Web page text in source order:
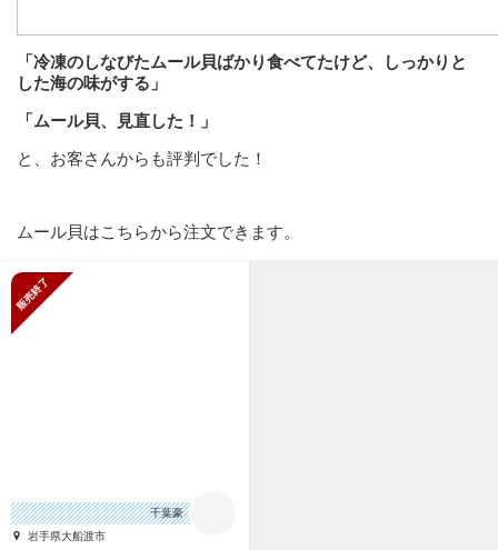
「冷凍のしなびたムール貝ばかり食べてたけど、しっかりと
した海の味がする」
「ムール貝、見直した！」
と、お客さんからも評判でした！
ムール貝はこちらから注文できます。
千葉豪
岩手県大船渡市